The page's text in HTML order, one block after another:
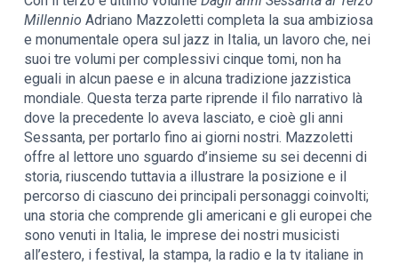
Millennio Adriano Mazzoletti completa la sua ambiziosa
e monumentale opera sul jazz in Italia, un lavoro che, nei
suoi tre volumi per complessivi cinque tomi, non ha
eguali in alcun paese e in alcuna tradizione jazzistica
mondiale. Questa terza parte riprende il filo narrativo là
dove la precedente lo aveva lasciato, e cioè gli anni
Sessanta, per portarlo fino ai giorni nostri. Mazzoletti
offre al lettore uno sguardo d’insieme su sei decenni di
storia, riuscendo tuttavia a illustrare la posizione e il
percorso di ciascuno dei principali personaggi coinvolti;
una storia che comprende gli americani e gli europei che
sono venuti in Italia, le imprese dei nostri musicisti
all’estero, i festival, la stampa, la radio e la tv italiane in